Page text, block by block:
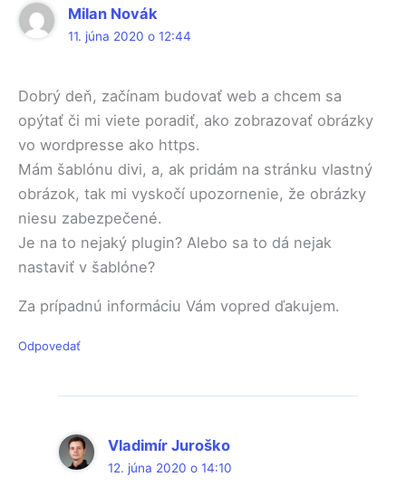
Milan Novák
11. júna 2020 o 12:44
Dobrý deň, začínam budovať web a chcem sa
opýtať či mi viete poradiť, ako zobrazovať obrázky
vo wordpresse ako https.
Mám šablónu divi, a, ak pridám na stránku vlastný
obrázok, tak mi vyskočí upozornenie, že obrázky
niesu zabezpečené.
Je na to nejaký plugin? Alebo sa to dá nejak
nastaviť v šablóne?
Za prípadnú informáciu Vám vopred ďakujem.
Odpovedať
Vladimír Juroško
12. júna 2020 o 14:10